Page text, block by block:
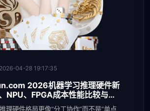
2026-04-28 19:17:35
2026机器学习推理硬件新
NPU、FPGA成本性能比较与企
理硬件格局更像“分工协作”而不是“单点